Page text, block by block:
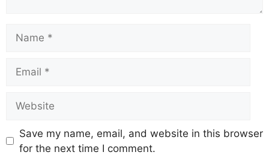
Save my name, email, and website in this browser
for the next time I comment.